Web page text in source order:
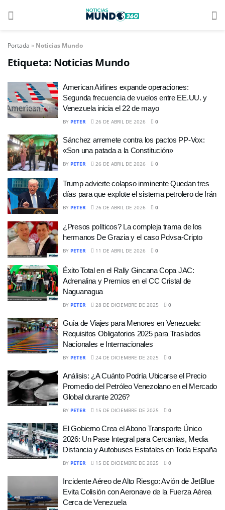
Portada » Noticias Mundo
Etiqueta: Noticias Mundo
American Airlines expande operaciones:
Segunda frecuencia de vuelos entre EE.UU. y
Venezuela inicia el 22 de mayo
BY PETER 26 DE ABRIL DE 2026 0
Sánchez arremete contra los pactos PP-Vox:
«Son una patada a la Constitución»
BY PETER 26 DE ABRIL DE 2026 0
Trump advierte colapso inminente Quedan tres
días para que explote el sistema petrolero de Irán
BY PETER 26 DE ABRIL DE 2026 0
¿Presos políticos? La compleja trama de los
hermanos De Grazia y el caso Pdvsa-Cripto
BY PETER 11 DE ABRIL DE 2026 0
Éxito Total en el Rally Gincana Copa JAC:
Adrenalina y Premios en el CC Cristal de
Naguanagua
BY PETER 28 DE DICIEMBRE DE 2025 0
Guía de Viajes para Menores en Venezuela:
Requisitos Obligatorios 2025 para Traslados
Nacionales e Internacionales
BY PETER 24 DE DICIEMBRE DE 2025 0
Análisis: ¿A Cuánto Podría Ubicarse el Precio
Promedio del Petróleo Venezolano en el Mercado
Global durante 2026?
BY PETER 15 DE DICIEMBRE DE 2025 0
El Gobierno Crea el Abono Transporte Único
2026: Un Pase Integral para Cercanías, Media
Distancia y Autobuses Estatales en Toda España
BY PETER 15 DE DICIEMBRE DE 2025 0
Incidente Aéreo de Alto Riesgo: Avión de JetBlue
Evita Colisión con Aeronave de la Fuerza Aérea
Cerca de Venezuela